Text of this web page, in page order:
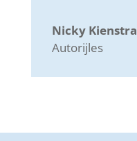
Nicky Kienstra
Autorijles